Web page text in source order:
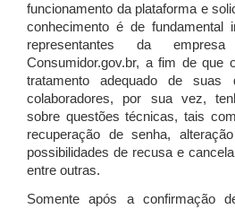
funcionamento da plataforma e
conhecimento é de fundamental
representantes da
Consumidor.gov.br, a fim de que
tratamento adequado de
colaboradores, por sua vez,
sobre questões técnicas, tais
recuperação de senha,
possibilidades de recusa e
entre outras.
Somente após a confirmação